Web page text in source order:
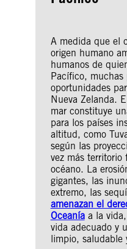
A medida que el
origen humano
humanos de
Pacífico, muchas
oportunidades
Nueva Zelanda.
mar constituye
para los países
altitud, como
según las
vez más territorio
océano. La
gigantes, las
extremo, las
amenazan el
Oceaníaa la
vida adecuado y
limpio, saludable